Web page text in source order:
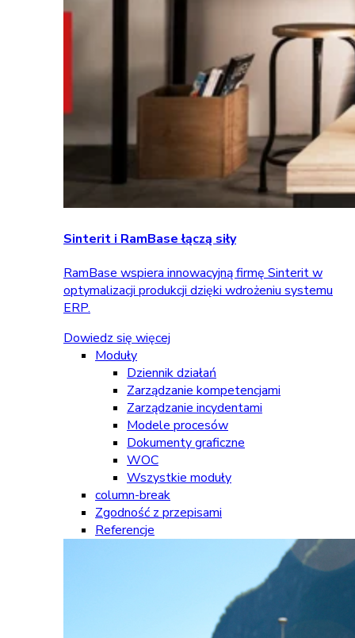
Sinterit i RamBase łączą siły
RamBase wspiera innowacyjną firmę Sinterit w
optymalizacji produkcji dzięki wdrożeniu systemu
ERP.
Dowiedz się więcej
Moduły
Dziennik działań
Zarządzanie kompetencjami
Zarządzanie incydentami
Modele procesów
Dokumenty graficzne
WOC
Wszystkie moduły
column-break
Zgodność z przepisami
Referencje